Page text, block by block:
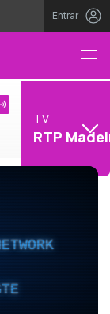
Entrar
TV
RTP